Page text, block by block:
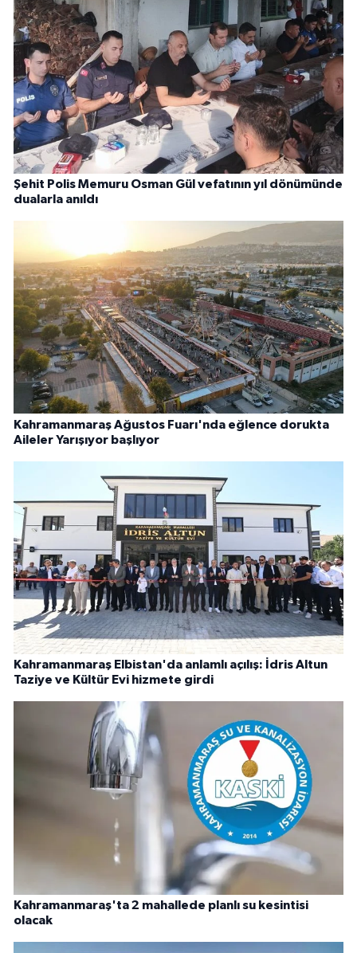
Şehit Polis Memuru Osman Gül vefatının yıl dönümünde
dualarla anıldı
Kahramanmaraş Ağustos Fuarı'nda eğlence dorukta
Aileler Yarışıyor başlıyor
Kahramanmaraş Elbistan'da anlamlı açılış: İdris Altun
Taziye ve Kültür Evi hizmete girdi
Kahramanmaraş'ta 2 mahallede planlı su kesintisi
olacak